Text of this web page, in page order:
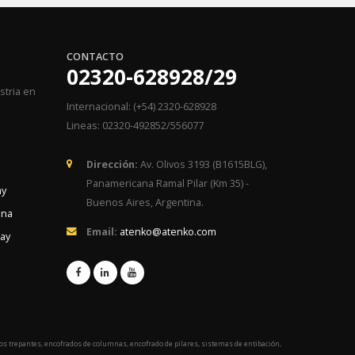
en
CONTACTO
02320-628928/29
Internacional: (+54) 2320-628928
Lineas: 02320-492852/556077
Dirección: Av. Olivos 3193 (B1615BLG),
Panamericana Ramal Pilar (Km 35) -
Buenos Aires, Argentina.
Email: atenko@atenko.com
trepantes, encofrados de columnas, encofrado de pilares, sistemas de entibación,